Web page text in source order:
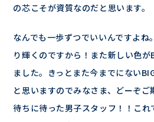
の芯こそが資質なのだと思います。
なんでも一歩ずつでいいんですよね
り輝くのですから！また新しい色
ました。きっとまた今までにない
と思いますのでみなさま、どーぞご
待ちに待った男子スタッフ！！こ